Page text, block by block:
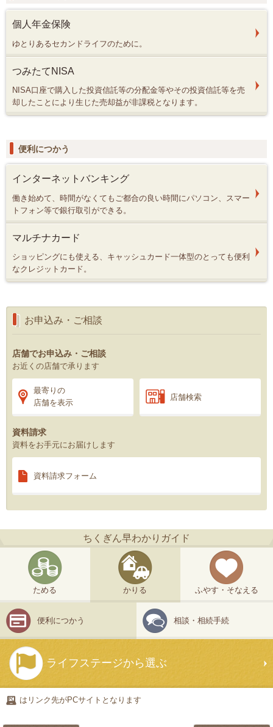
個人年金保険
ゆとりあるセカンドライフのために。
つみたてNISA
NISA口座で購入した投資信託等の分配金等やその投資信託等を売
却したことにより生じた売却益が非課税となります。
便利につかう
インターネットバンキング
働き始めて、時間がなくてもご都合の良い時間にパソコン、スマー
トフォン等で銀行取引ができる。
マルチナカード
ショッピングにも使える、キャッシュカード一体型のとっても便利
なクレジットカード。
お申込み・ご相談
店舗でお申込み・ご相談
お近くの店舗で承ります
最寄りの
店舗を表示
店舗検索
資料請求
資料をお手元にお届けします
資料請求フォーム
ちくぎん早わかりガイド
ためる かりる ふやす・そなえる
便利につかう 相談・相続手続
ライフステージから選ぶ
はリンク先がPCサイトとなります